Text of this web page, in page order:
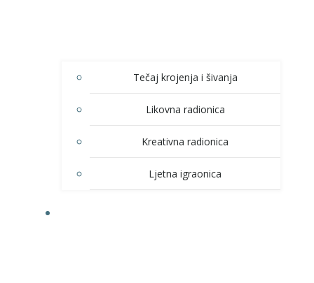
Tečaj krojenja i šivanja
Likovna radionica
Kreativna radionica
Ljetna igraonica